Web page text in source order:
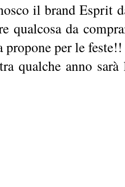
il brand Esprit
qualcosa da
propone per le feste!!
qualche anno